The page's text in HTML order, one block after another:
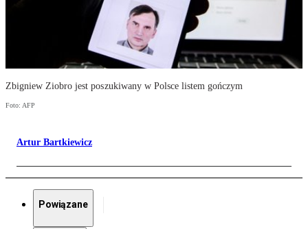
Zbigniew Ziobro jest poszukiwany w Polsce listem gończym
Foto: AFP
Artur Bartkiewicz
Powiązane